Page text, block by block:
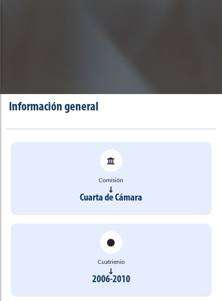
Información general
Comisión
Cuarta de Cámara
Cuatrienio
2006-2010